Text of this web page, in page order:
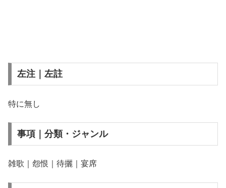
左注｜左註
特に無し
事項｜分類・ジャンル
雑歌｜怨恨｜待攦｜宴席